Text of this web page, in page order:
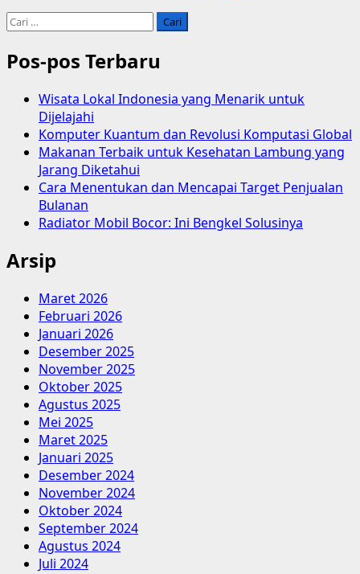
Cari
Pos-pos Terbaru
Wisata Lokal Indonesia yang Menarik untuk
Dijelajahi
Komputer Kuantum dan Revolusi Komputasi Global
Makanan Terbaik untuk Kesehatan Lambung yang
Jarang Diketahui
Cara Menentukan dan Mencapai Target Penjualan
Bulanan
Radiator Mobil Bocor: Ini Bengkel Solusinya
Arsip
Maret 2026
Februari 2026
Januari 2026
Desember 2025
November 2025
Oktober 2025
Agustus 2025
Mei 2025
Maret 2025
Januari 2025
Desember 2024
November 2024
Oktober 2024
September 2024
Agustus 2024
Juli 2024